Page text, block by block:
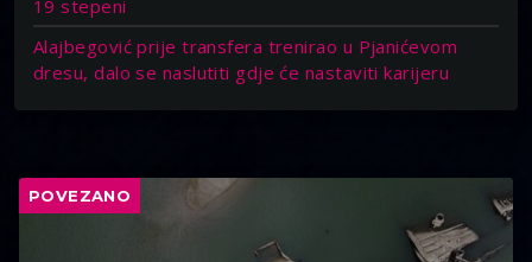
19 stepeni
Alajbegović prije transfera trenirao u Pjanićevom
dresu, dalo se naslutiti gdje će nastaviti karijeru
POVEZANO